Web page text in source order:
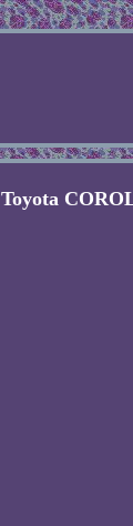
Toyota